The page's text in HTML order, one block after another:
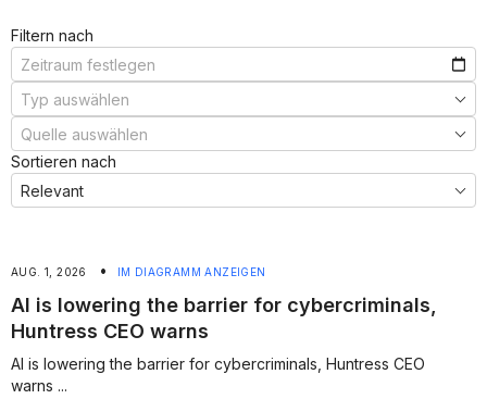
Filtern nach
Sortieren nach
AUG. 1, 2026 • IM DIAGRAMM ANZEIGEN
AI is lowering the barrier for cybercriminals,
Huntress CEO warns
AI is lowering the barrier for cybercriminals, Huntress CEO
warns ...